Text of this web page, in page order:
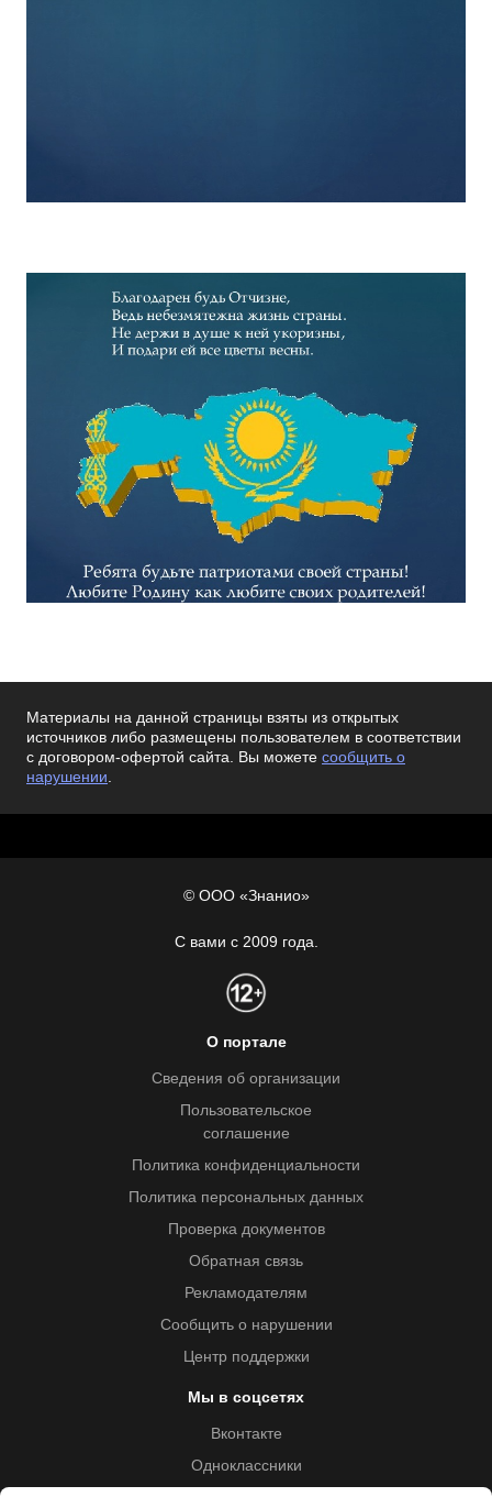
Материалы на данной страницы взяты из открытых
источников либо размещены пользователем в соответствии
с договором-офертой сайта. Вы можете сообщить о
нарушении.
© ООО «Знанио»
С вами с 2009 года.
О портале
Сведения об организации
Пользовательское
соглашение
Политика конфиденциальности
Политика персональных данных
Проверка документов
Обратная связь
Рекламодателям
Сообщить о нарушении
Центр поддержки
Мы в соцсетях
Вконтакте
Одноклассники